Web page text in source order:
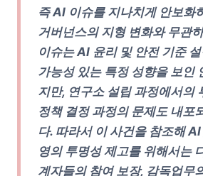
즉 AI 이슈를 지나치게 안보화
거버넌스의 지형 변화와 무관
이슈는 AI 윤리 및 안전 기준
가능성 있는 특정 성향을 보인
지만, 연구소 설립 과정에서의
정책 결정 과정의 문제도 내포
다. 따라서 이 사건을 참조해
영의 투명성 제고를 위해서는
계자들의 참여 보장, 감독업무